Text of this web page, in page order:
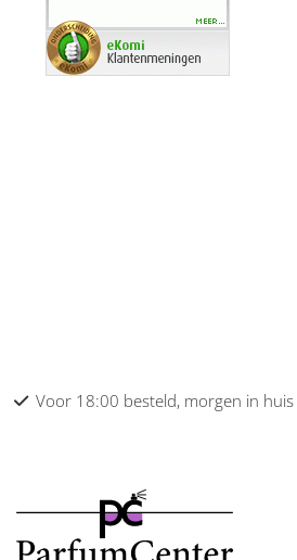
Voor 18:00 besteld, morgen in huis